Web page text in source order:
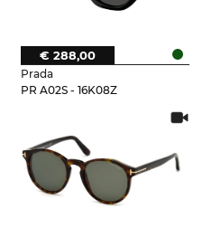
Prada
PR A02S - 16K08Z
€ 288,00